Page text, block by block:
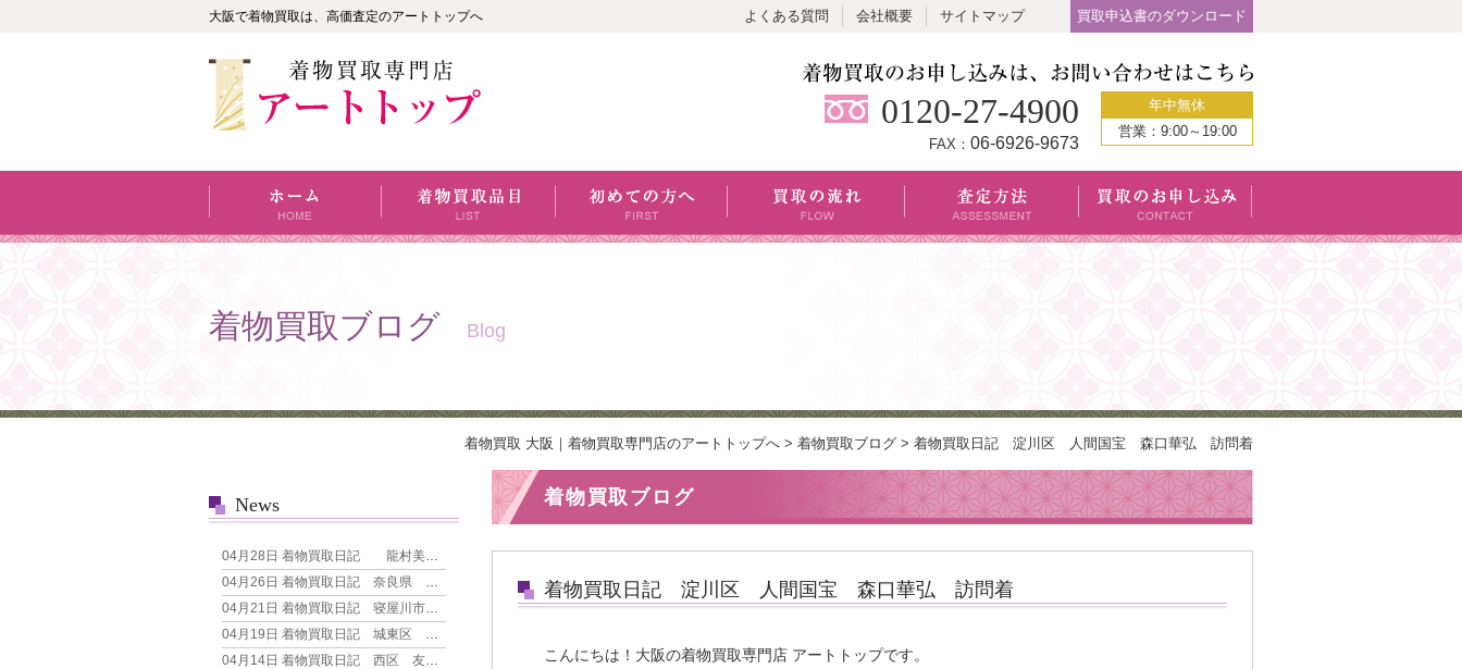
大阪で着物買取は、高価査定のアートトップへ よくある質問 会社概要 サイトマップ 買取申込書のダウンロード
0120-27-4900
FAX： 06-6926-9673
年中無休
営業：9:00～19:00
着物買取ブログ Blog
着物買取 大阪｜着物買取専門店のアートトップへ > 着物買取ブログ > 着物買取日記 淀川区 人間国宝 森口華弘 訪問着
着物買取ブログ
着物買取日記 淀川区 人間国宝 森口華弘 訪問着
こんにちは！大阪の着物買取専門店 アートトップです。
News
04月28日 着物買取日記 龍村美術織物 なごや帯
04月26日 着物買取日記 奈良県 縞屋謹製 重要無形文化財指定 本場結城紬 100亀甲絣 新古品 長身長用
04月21日 着物買取日記 寝屋川市 本場大島紬 7マルキ
04月19日 着物買取日記 城東区 名品 総刺繍 鴛鴦おしどり花鳥文 振袖
04月14日 着物買取日記 西区 友禅 花模様 訪問着